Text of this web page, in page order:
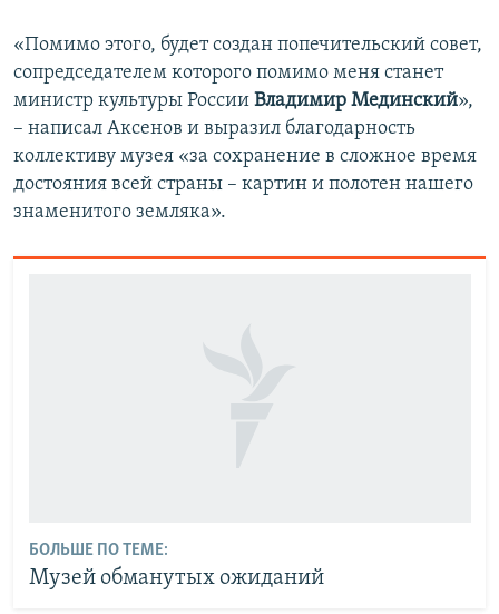
«Помимо этого, будет создан попечительский совет,
сопредседателем которого помимо меня станет
министр культуры России Владимир Мединский»,
– написал Аксенов и выразил благодарность
коллективу музея «за сохранение в сложное время
достояния всей страны – картин и полотен нашего
знаменитого земляка».
БОЛЬШЕ ПО ТЕМЕ:
Музей обманутых ожиданий